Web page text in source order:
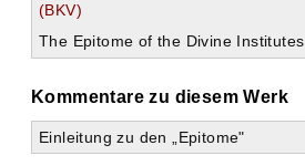
(BKV)
The Epitome of the Divine Institutes
Kommentare zu diesem Werk
Einleitung zu den „Epitome"